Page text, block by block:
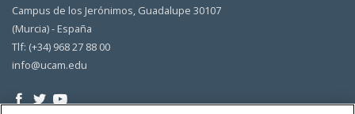
Campus de los Jerónimos, Guadalupe 30107
(Murcia) - España
Tlf: (+34) 968 27 88 00
info@ucam.edu